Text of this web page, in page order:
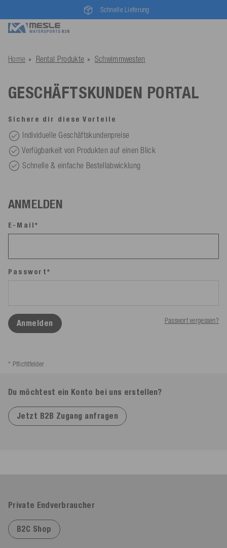
Schnelle Lieferung
Home Rental Produkte Schwimmwesten
GESCHÄFTSKUNDEN PORTAL
Sichere dir diese Vorteile
Individuelle Geschäftskundenpreise
Verfügbarkeit von Produkten auf einen Blick
Schnelle & einfache Bestellabwicklung
ANMELDEN
E-Mail*
Passwort*
Anmelden Passwort vergessen?
* Pflichtfelder
Du möchtest ein Konto bei uns erstellen?
Jetzt B2B Zugang anfragen
Private Endverbraucher
B2C Shop